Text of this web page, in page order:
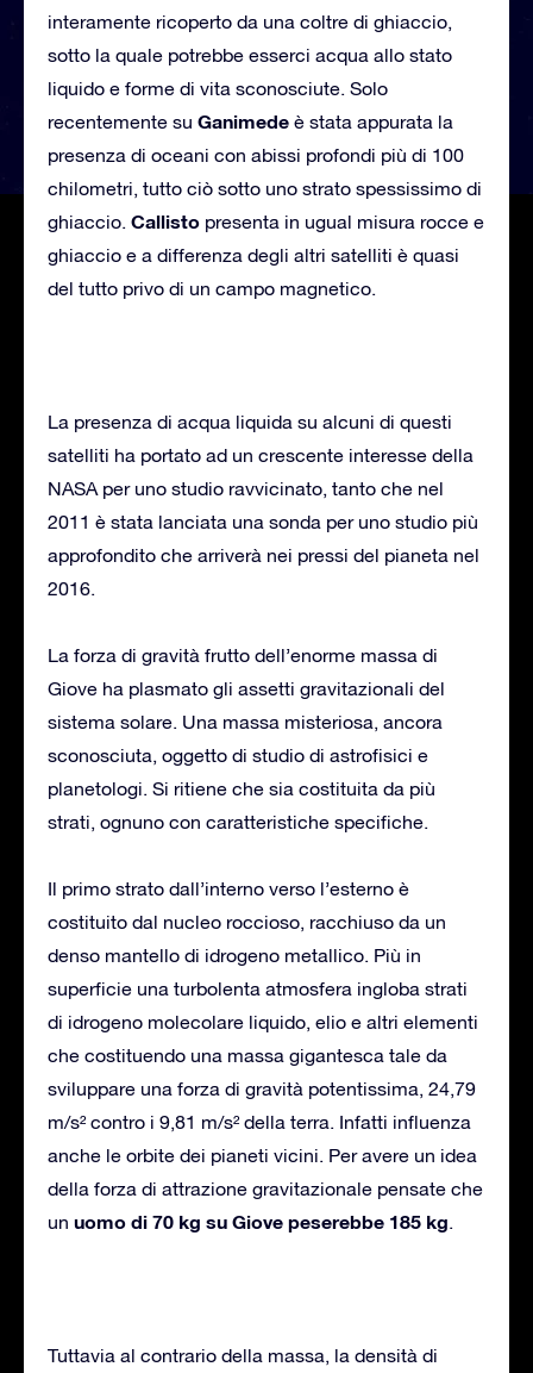
interamente ricoperto da una coltre di ghiaccio,
sotto la quale potrebbe esserci acqua allo stato
liquido e forme di vita sconosciute. Solo
recentemente su Ganimede è stata appurata la
presenza di oceani con abissi profondi più di 100
chilometri, tutto ciò sotto uno strato spessissimo di
ghiaccio. Callisto presenta in ugual misura rocce e
ghiaccio e a differenza degli altri satelliti è quasi
del tutto privo di un campo magnetico.
La presenza di acqua liquida su alcuni di questi
satelliti ha portato ad un crescente interesse della
NASA per uno studio ravvicinato, tanto che nel
2011 è stata lanciata una sonda per uno studio più
approfondito che arriverà nei pressi del pianeta nel
2016.
La forza di gravità frutto dell’enorme massa di
Giove ha plasmato gli assetti gravitazionali del
sistema solare. Una massa misteriosa, ancora
sconosciuta, oggetto di studio di astrofisici e
planetologi. Si ritiene che sia costituita da più
strati, ognuno con caratteristiche specifiche.
Il primo strato dall’interno verso l’esterno è
costituito dal nucleo roccioso, racchiuso da un
denso mantello di idrogeno metallico. Più in
superficie una turbolenta atmosfera ingloba strati
di idrogeno molecolare liquido, elio e altri elementi
che costituendo una massa gigantesca tale da
sviluppare una forza di gravità potentissima, 24,79
m/s² contro i 9,81 m/s² della terra. Infatti influenza
anche le orbite dei pianeti vicini. Per avere un idea
della forza di attrazione gravitazionale pensate che
un uomo di 70 kg su Giove peserebbe 185 kg.
Tuttavia al contrario della massa, la densità di